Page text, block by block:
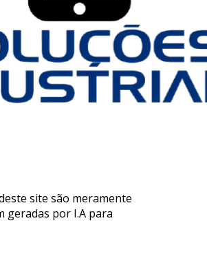
site são meramente
geradas por I.A para